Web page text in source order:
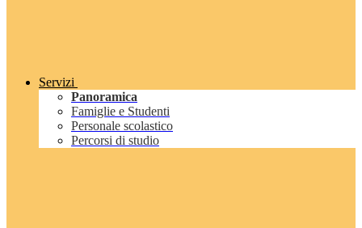
Servizi
Panoramica
Famiglie e Studenti
Personale scolastico
Percorsi di studio